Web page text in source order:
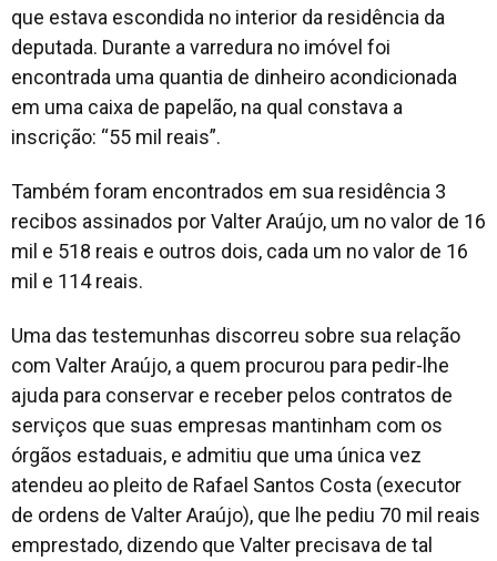
que estava escondida no interior da residência da
deputada. Durante a varredura no imóvel foi
encontrada uma quantia de dinheiro acondicionada
em uma caixa de papelão, na qual constava a
inscrição: “55 mil reais”.
Também foram encontrados em sua residência 3
recibos assinados por Valter Araújo, um no valor de 16
mil e 518 reais e outros dois, cada um no valor de 16
mil e 114 reais.
Uma das testemunhas discorreu sobre sua relação
com Valter Araújo, a quem procurou para pedir-lhe
ajuda para conservar e receber pelos contratos de
serviços que suas empresas mantinham com os
órgãos estaduais, e admitiu que uma única vez
atendeu ao pleito de Rafael Santos Costa (executor
de ordens de Valter Araújo), que lhe pediu 70 mil reais
emprestado, dizendo que Valter precisava de tal